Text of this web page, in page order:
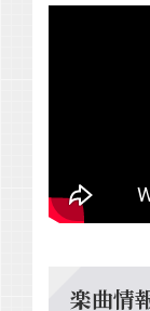
楽曲情